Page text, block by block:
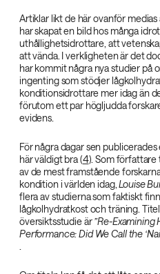
Artiklar likt de här ovanför
har skapat en bild hos många
uthållighetsidrottare, att
att vända. I verkligheten är det
har kommit några nya studier på
ingenting som stödjer
konditionsidrottare mer idag än
förutom ett par högljudda
evidens.
För några dagar sen
här väldigt bra (4). Som författare
av de mest framstående
kondition i världen idag,Louise
flera av studierna som faktiskt
lågkolhydratkost och träning.
översiktsstudie är”Re-Examining
Performance: Did We Call the